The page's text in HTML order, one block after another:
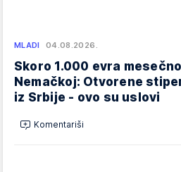
MLADI 04.08.2026.
Skoro 1.000 evra
Nemačkoj: Otvorene
iz Srbije - ovo su uslovi
Komentariši